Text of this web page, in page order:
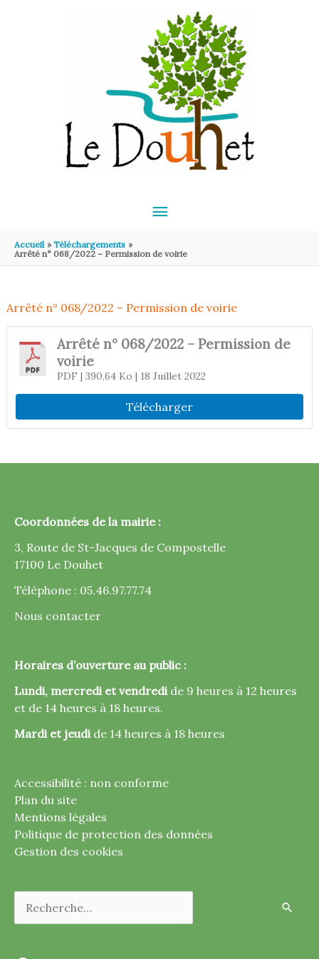
MENU
PRINCIPAL
Accueil
Téléchargements
Arrêté n° 068/2022 – Permission de voirie
Arrêté n° 068/2022 – Permission de voirie
Arrêté n° 068/2022 – Permission de
voirie
PDF | 390,64 Ko | 18 Juillet 2022
Télécharger
Coordonnées de la mairie :
3, Route de St-Jacques de Compostelle
17100 Le Douhet
Téléphone : 05.46.97.77.74
Nous contacter
Horaires d’ouverture au public :
Lundi, mercredi et vendredi de 9 heures à 12 heures
et de 14 heures à 18 heures.
Mardi et jeudi de 14 heures à 18 heures
Accessibilité : non conforme
Plan du site
Mentions légales
Politique de protection des données
Gestion des cookies